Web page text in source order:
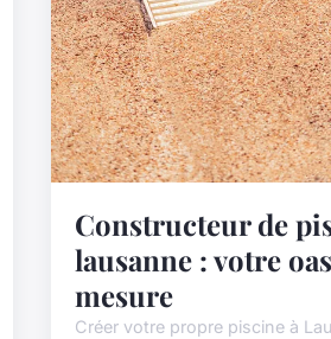
Constructeur de
lausanne : votre
mesure
Créer votre propre piscine à